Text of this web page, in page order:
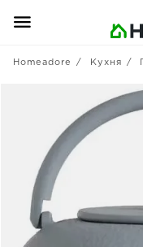
Homeadore Кухня